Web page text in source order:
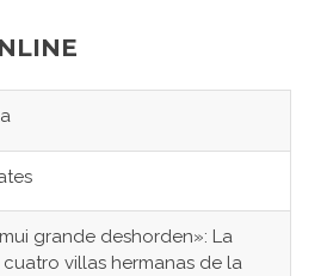
grande deshorden»: La
villas hermanas de la